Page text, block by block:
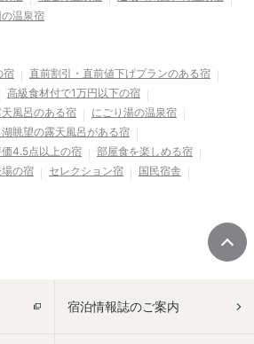
の温泉宿
宿
直前割引・直前値下げプランのある宿
高級食材付で1万円以下の宿
風呂のある宿
にごり湯の温泉宿
眺望の露天風呂がある宿
価4.5点以上の宿
部屋食を楽しめる宿
場の宿 セレクション宿
国民宿舎
宿泊情報誌のご案内